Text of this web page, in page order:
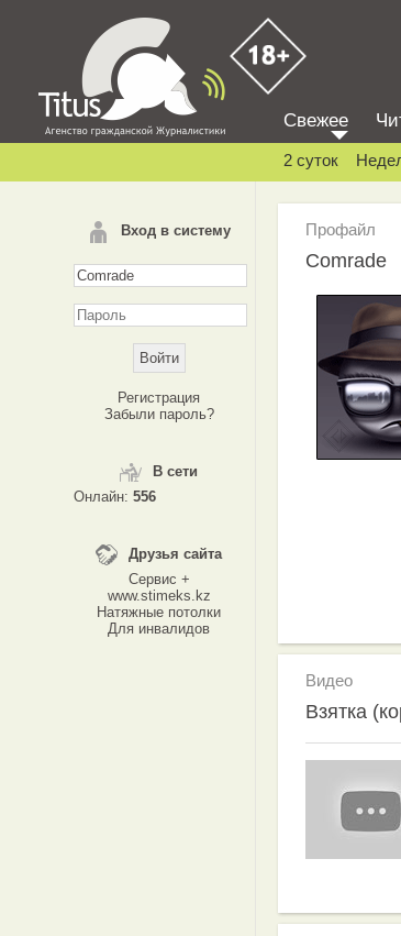
Вход в систему
Регистрация
Забыли пароль?
В сети
Онлайн: 556
Друзья сайта
Сервис +
www.stimeks.kz
Натяжные потолки
Для инвалидов
Свежее
2 суток
Профайл
Comrade
Видео
Взятка